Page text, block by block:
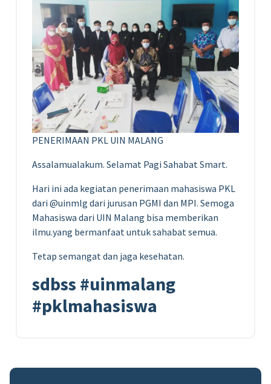
PENERIMAAN PKL UIN MALANG
Assalamualakum. Selamat Pagi Sahabat Smart.
Hari ini ada kegiatan penerimaan mahasiswa PKL
dari @uinmlg dari jurusan PGMI dan MPI. Semoga
Mahasiswa dari UIN Malang bisa memberikan
ilmu.yang bermanfaat untuk sahabat semua.
Tetap semangat dan jaga kesehatan.
sdbss #uinmalang
#pklmahasiswa